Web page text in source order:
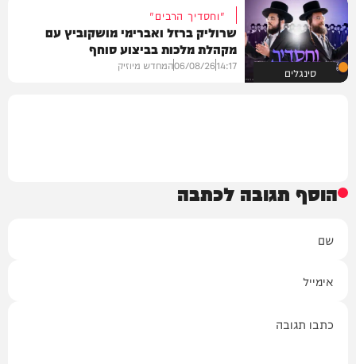
סינגלים
"וחסדיך הרבים"
שרוליק ברזל ואברימי מושקוביץ עם
מקהלת מלכות בביצוע סוחף
14:17
06/08/26המחדש מיוזיק
הוסף תגובה לכתבה